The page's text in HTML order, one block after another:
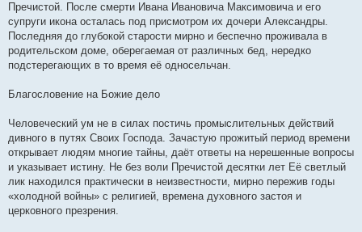
Пречистой. После смерти Ивана Ивановича Максимовича и его
супруги икона осталась под присмотром их дочери Александры.
Последняя до глубокой старости мирно и беспечно проживала в
родительском доме, оберегаемая от различных бед, нередко
подстерегающих в то время её односельчан.
Благословение на Божие дело
Человеческий ум не в силах постичь промыслительных действий
дивного в путях Своих Господа. Зачастую прожитый период времени
открывает людям многие тайны, даёт ответы на нерешенные вопросы
и указывает истину. Не без воли Пречистой десятки лет Её светлый
лик находился практически в неизвестности, мирно пережив годы
«холодной войны» с религией, времена духовного застоя и
церковного презрения.